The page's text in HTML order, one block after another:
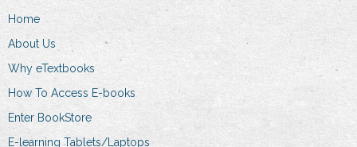
Home
About Us
Why eTextbooks
How To Access E-books
Enter BookStore
E-learning Tablets/Laptops